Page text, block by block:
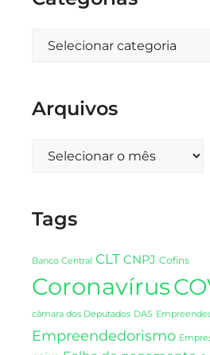
Arquivos
Tags
Banco Central CLT CNPJ Cofins
Coronavírus
câmara dos Deputados DAS
Empreendedorismo